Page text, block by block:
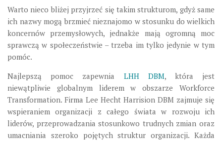
Warto nieco bliżej przyjrzeć się takim strukturom, gdyż same
ich nazwy mogą brzmieć nieznajomo w stosunku do wielkich
koncernów przemysłowych, jednakże mają ogromną moc
sprawczą w społeczeństwie – trzeba im tylko jedynie w tym
pomóc.
Najlepszą pomoc zapewnia LHH DBM, która jest
niewątpliwie globalnym liderem w obszarze Workforce
Transformation. Firma Lee Hecht Harrision DBM zajmuje się
wspieraniem organizacji z całego świata w rozwoju ich
liderów, przeprowadzania stosunkowo trudnych zmian oraz
umacniania szeroko pojętych struktur organizacji. Każda